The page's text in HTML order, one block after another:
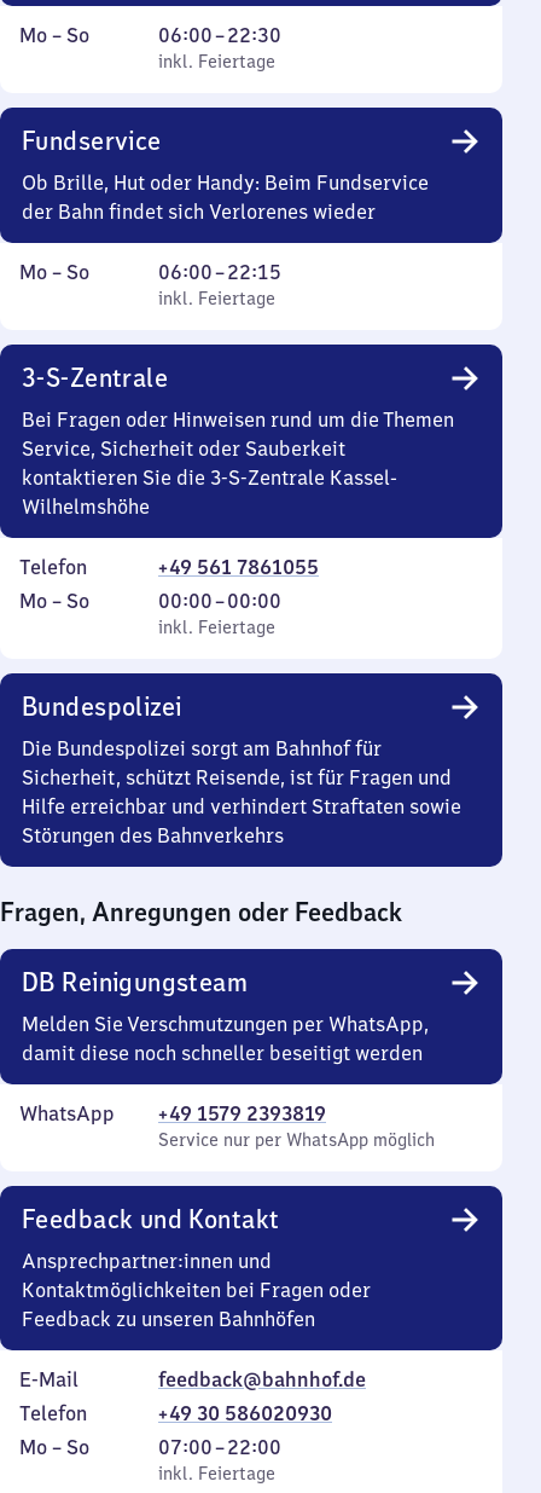
Montag
Mo – So,
inkl. Feiertage
06:00–22:30
Von
6
22
Uhr
30
inkl. Feiertage
Fundservice
Ob Brille, Hut oder Handy: Beim Fundservice
der Bahn findet sich Verlorenes wieder
Montag
Mo – So,
inkl. Feiertage
06:00–22:15
Von
6
22
Uhr
15
inkl. Feiertage
3-S-Zentrale
Bei Fragen oder Hinweisen rund um die Themen
Service, Sicherheit oder Sauberkeit
kontaktieren Sie die 3-S-Zentrale Kassel-
Wilhelmshöhe
Telefon
+49 561 7861055
Montag
Mo – So,
inkl. Feiertage
00:00–00:00
Von
0
0
Uhr
inkl. Feiertage
Bundespolizei
Die Bundespolizei sorgt am Bahnhof für
Sicherheit, schützt Reisende, ist für Fragen und
Hilfe erreichbar und verhindert Straftaten sowie
Störungen des Bahnverkehrs
Fragen, Anregungen oder Feedback
DB Reinigungsteam
Melden Sie Verschmutzungen per WhatsApp,
damit diese noch schneller beseitigt werden
WhatsApp +49 1579 2393819
Service nur per WhatsApp möglich
Feedback und Kontakt
Ansprechpartner:innen und
Kontaktmöglichkeiten bei Fragen oder
Feedback zu unseren Bahnhöfen
E-Mail
feedback@bahnhof.de
Telefon
+49 30 586020930
Montag
Mo – So,
inkl. Feiertage
07:00–22:00
Von
7
inkl. Feiertage